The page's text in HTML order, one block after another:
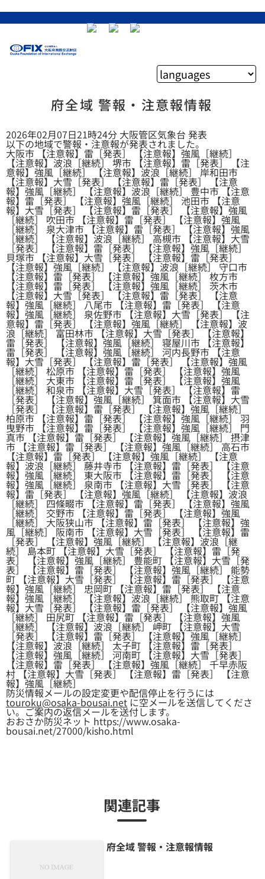
府全域 警報・注意報情報
2026年02月07日21時24分 大阪管区気象台 発表
以下の地域で警報・注意報が発表されました。
大阪市 【注意報】雷［発表］ 【注意報】強風［継続］
【注意報】波浪［継続］ 堺市 【注意報】雷［発表］ 【注
意報】強風［継続］ 【注意報】波浪［継続］ 岸和田市
【注意報】大雪［発表］ 【注意報】雷［発表］ 【注意
報】強風［継続］ 【注意報】波浪［継続］ 豊中市 【注意
報】雷［発表］ 【注意報】強風［継続］ 池田市 【注意
報】大雪［発表］ 【注意報】雷［発表］ 【注意報】強風
［継続］ 吹田市 【注意報】雷［発表］ 【注意報】強風
［継続］ 泉大津市 【注意報】雷［発表］ 【注意報】強風
［継続］ 【注意報】波浪［継続］ 高槻市 【注意報】大雪
［発表］ 【注意報】雷［発表］ 【注意報】強風［継続］
貝塚市 【注意報】大雪［発表］ 【注意報】雷［発表］
【注意報】強風［継続］ 【注意報】波浪［継続］ 守口市
【注意報】雷［発表］ 【注意報】強風［継続］ 枚方市
【注意報】雷［発表］ 【注意報】強風［継続］ 茨木市
【注意報】大雪［発表］ 【注意報】雷［発表］ 【注意
報】強風［継続］ 八尾市 【注意報】雷［発表］ 【注意
報】強風［継続］ 泉佐野市 【注意報】大雪［発表］ 【注
意報】雷［発表］ 【注意報】強風［継続］ 【注意報】波
浪［継続］ 富田林市 【注意報】大雪［発表］ 【注意報】
雷［発表］ 【注意報】強風［継続］ 寝屋川市 【注意報】
雷［発表］ 【注意報】強風［継続］ 河内長野市 【注意
報】大雪［発表］ 【注意報】雷［発表］ 【注意報】強風
［継続］ 松原市 【注意報】雷［発表］ 【注意報】強風
［継続］ 大東市 【注意報】雷［発表］ 【注意報】強風
［継続］ 和泉市 【注意報】大雪［発表］ 【注意報】雷
［発表］ 【注意報】強風［継続］ 箕面市 【注意報】大雪
［発表］ 【注意報】雷［発表］ 【注意報】強風［継続］
柏原市 【注意報】雷［発表］ 【注意報】強風［継続］ 羽
曳野市 【注意報】雷［発表］ 【注意報】強風［継続］ 門
真市 【注意報】雷［発表］ 【注意報】強風［継続］ 摂津
市 【注意報】雷［発表］ 【注意報】強風［継続］ 高石市
【注意報】雷［発表］ 【注意報】強風［継続］ 【注意
報】波浪［継続］ 藤井寺市 【注意報】雷［発表］ 【注意
報】強風［継続］ 東大阪市 【注意報】雷［発表］ 【注意
報】強風［継続］ 泉南市 【注意報】大雪［発表］ 【注意
報】雷［発表］ 【注意報】強風［継続］ 【注意報】波浪
［継続］ 四條畷市 【注意報】雷［発表］ 【注意報】強風
［継続］ 交野市 【注意報】雷［発表］ 【注意報】強風
［継続］ 大阪狭山市 【注意報】雷［発表］ 【注意報】強
風［継続］ 阪南市 【注意報】大雪［発表］ 【注意報】雷
［発表］ 【注意報】強風［継続］ 【注意報】波浪［継
続］ 島本町 【注意報】大雪［発表］ 【注意報】雷［発
表］ 【注意報】強風［継続］ 豊能町 【注意報】大雪［発
表］ 【注意報】雷［発表］ 【注意報】強風［継続］ 能勢
町 【注意報】大雪［発表］ 【注意報】雷［発表］ 【注意
報】強風［継続］ 忠岡町 【注意報】雷［発表］ 【注意
報】強風［継続］ 【注意報】波浪［継続］ 熊取町 【注意
報】大雪［発表］ 【注意報】雷［発表］ 【注意報】強風
［継続］ 田尻町 【注意報】雷［発表］ 【注意報】強風
［継続］ 【注意報】波浪［継続］ 岬町 【注意報】大雪
［発表］ 【注意報】雷［発表］ 【注意報】強風［継続］
【注意報】波浪［継続］ 太子町 【注意報】雷［発表］
【注意報】強風［継続］ 河南町 【注意報】大雪［発表］
【注意報】雷［発表］ 【注意報】強風［継続］ 千早赤阪
村 【注意報】大雪［発表］ 【注意報】雷［発表］ 【注意
報】強風［継続］
防災情報メールの設定変更や配信停止を行うには
touroku@osaka-bousai.netに空メールを送信してくださ
い。ご案内の返信メールを送付します。
おおさか防災ネット https://www.osaka-
bousai.net/27000/kisho.html
関連記事
府全域 警報・注意報情報